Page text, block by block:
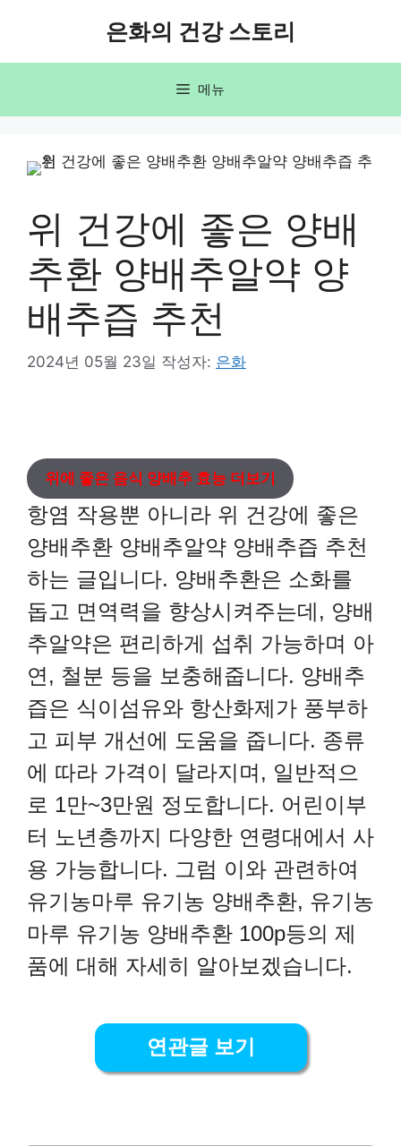
너
은화의 건강 스토리
메뉴
위 건강에 좋은 양배
추환 양배추알약 양
배추즙 추천
2024년 05월 23일 작성자: 은화
위에 좋은 음식 양배추 효능 더보기
항염 작용뿐 아니라 위 건강에 좋은
양배추환 양배추알약 양배추즙 추천
하는 글입니다. 양배추환은 소화를
돕고 면역력을 향상시켜주는데, 양배
추알약은 편리하게 섭취 가능하며 아
연, 철분 등을 보충해줍니다. 양배추
즙은 식이섬유와 항산화제가 풍부하
고 피부 개선에 도움을 줍니다. 종류
에 따라 가격이 달라지며, 일반적으
로 1만~3만원 정도합니다. 어린이부
터 노년층까지 다양한 연령대에서 사
용 가능합니다. 그럼 이와 관련하여
유기농마루 유기농 양배추환, 유기농
마루 유기농 양배추환 100p등의 제
품에 대해 자세히 알아보겠습니다.
연관글 보기